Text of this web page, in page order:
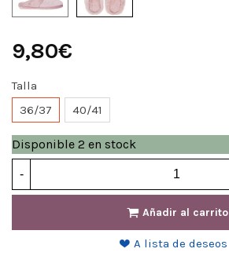
9,80€
Talla
36/37
40/41
Disponible 2 en stock
-
Añadir al carrito
A lista de deseos